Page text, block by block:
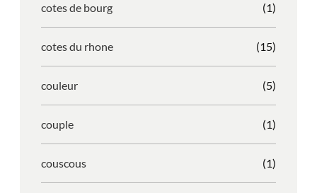
cotes de bourg (1)
cotes du rhone (15)
couleur (5)
couple (1)
couscous (1)